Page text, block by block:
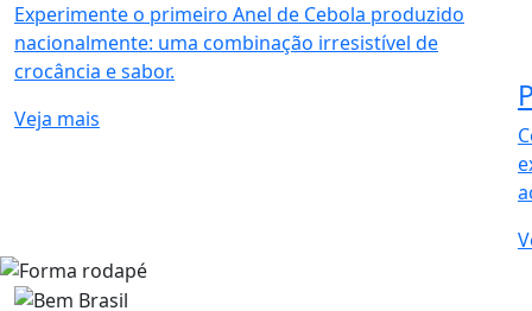
Experimente o primeiro Anel de Cebola produzido
nacionalmente: uma combinação irresistível de
crocância e sabor.
Veja mais